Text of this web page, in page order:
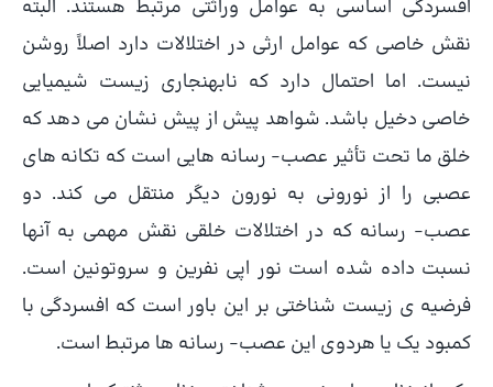
افسردگی اساسی به عوامل وراثتی مرتبط هستند. البته
نقش خاصی که عوامل ارثی در اختلالات دارد اصلاً روشن
نیست. اما احتمال دارد که نابهنجاری زیست شیمیایی
خاصی دخیل باشد. شواهد پیش از پیش نشان می دهد که
خلق ما تحت تأثیر عصب- رسانه هایی است که تکانه های
عصبی را از نورونی به نورون دیگر منتقل می کند. دو
عصب- رسانه که در اختلالات خلقی نقش مهمی به آنها
نسبت داده شده است نور اپی نفرین و سروتونین است.
فرضیه ی زیست شناختی بر این باور است که افسردگی با
کمبود یک یا هردوی این عصب- رسانه ها مرتبط است.